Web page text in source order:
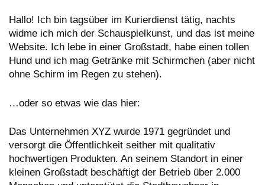
Hallo! Ich bin tagsüber im Kurierdienst tätig, nachts
widme ich mich der Schauspielkunst, und das ist meine
Website. Ich lebe in einer Großstadt, habe einen tollen
Hund und ich mag Getränke mit Schirmchen (aber nicht
ohne Schirm im Regen zu stehen).
…oder so etwas wie das hier:
Das Unternehmen XYZ wurde 1971 gegründet und
versorgt die Öffentlichkeit seither mit qualitativ
hochwertigen Produkten. An seinem Standort in einer
kleinen Großstadt beschäftigt der Betrieb über 2.000